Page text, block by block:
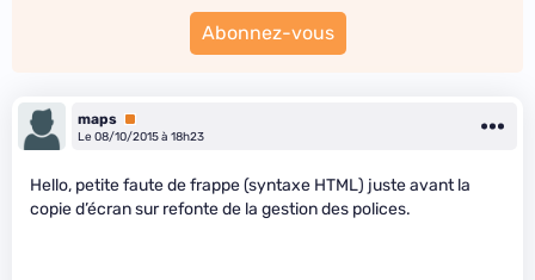
Abonnez-vous
maps Premium
Le 08/10/2015 à 18h23
Hello, petite faute de frappe (syntaxe HTML) juste avant la
copie d’écran sur refonte de la gestion des polices.